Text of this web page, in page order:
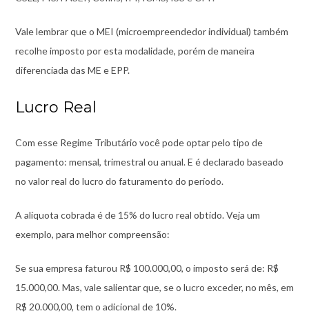
Vale lembrar que o MEI (microempreendedor individual) também
recolhe imposto por esta modalidade, porém de maneira
diferenciada das ME e EPP.
Lucro Real
Com esse Regime Tributário você pode optar pelo tipo de
pagamento: mensal, trimestral ou anual. E é declarado baseado
no valor real do lucro do faturamento do período.
A alíquota cobrada é de 15% do lucro real obtido. Veja um
exemplo, para melhor compreensão:
Se sua empresa faturou R$ 100.000,00, o imposto será de: R$
15.000,00. Mas, vale salientar que, se o lucro exceder, no mês, em
R$ 20.000,00, tem o adicional de 10%.